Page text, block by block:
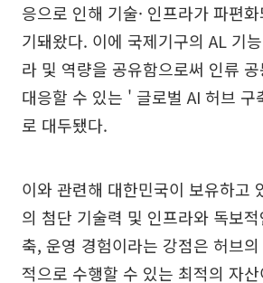
응으로 인해 기술· 인프라가 파편
기돼왔다. 이에 국제기구의 AL 기
라 및 역량을 공유함으로써 인류
대응할 수 있는 ' 글로벌 AI 허브 구
로 대두됐다.
이와 관련해 대한민국이 보유하고
의 첨단 기술력 및 인프라와 독보
축, 운영 경험이라는 강점은 허브
적으로 수행할 수 있는 최적의 자